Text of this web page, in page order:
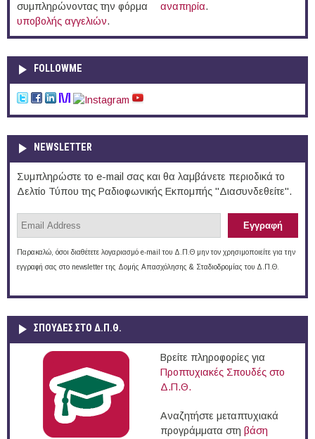
συμπληρώνοντας την φόρμα
υποβολής αγγελιών.
αναπηρία.
FOLLOWME
NEWSLETTER
Συμπληρώστε το e-mail σας και θα λαμβάνετε περιοδικά το
Δελτίο Τύπου της Ραδιοφωνικής Εκπομπής "Διασυνδεθείτε".
Παρακαλώ, όσοι διαθέτετε λογαριασμό e-mail του Δ.Π.Θ μην τον χρησιμοποιείτε για την
εγγραφή σας στο newsletter της Δομής Απασχόλησης & Σταδιοδρομίας του Δ.Π.Θ.
ΣΠΟΥΔΈΣ ΣΤΟ Δ.Π.Θ.
Βρείτε πληροφορίες για
Προπτυχιακές Σπουδές στο
Δ.Π.Θ.
Αναζητήστε μεταπτυχιακά
προγράμματα στη βάση